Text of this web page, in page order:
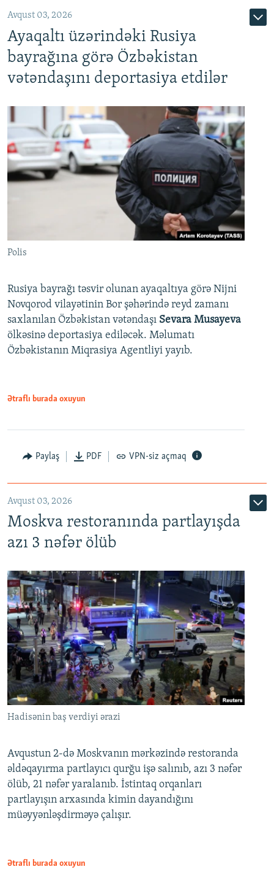
Avqust 03, 2026
Ayaqaltı üzərindəki Rusiya
bayrağına görə Özbəkistan
vətəndaşını deportasiya etdilər
Polis
Rusiya bayrağı təsvir olunan ayaqaltıya görə Nijni
Novqorod vilayətinin Bor şəhərində reyd zamanı
saxlanılan Özbəkistan vətəndaşı Sevara Musayeva
ölkəsinə deportasiya ediləcək. Məlumatı
Özbəkistanın Miqrasiya Agentliyi yayıb.
Ətraflı burada oxuyun
Paylaş PDF VPN-siz açmaq
Avqust 03, 2026
Moskva restoranında partlayışda
azı 3 nəfər ölüb
Hadisənin baş verdiyi ərazi
Avqustun 2-də Moskvanın mərkəzində restoranda
əldəqayırma partlayıcı qurğu işə salınıb, azı 3 nəfər
ölüb, 21 nəfər yaralanıb. İstintaq orqanları
partlayışın arxasında kimin dayandığını
müəyyənləşdirməyə çalışır.
Ətraflı burada oxuyun